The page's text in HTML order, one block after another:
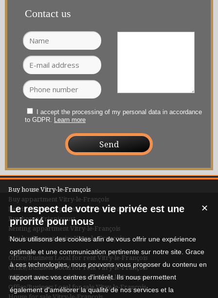
Contact us
I accept the processing of my personal data in accordance
to GDPR. Learn more
Buy house Vitry-le-François
Buy appartment Vitry-le-François
Renting business premise Vitry-le-François
Buy house Frignicourt
Renting appartment Vitry-le-François
Buy business premise Vitry-le-François
Office/Business Local for rent Vitry-le-François
Office/Business Local for rent Vitry-le-François
Office/Business Local for rent Vitry-le-François
Office/Business Local for sale Vitry-le-François
✕
Le respect de votre vie privée est une
priorité pour nous
Nous utilisons des cookies afin de vous offrir une expérience
optimale et une communication pertinente sur notre site. Grace
à ces technologies, nous pouvons vous proposer du contenu en
rapport avec vos centres d'intérêt. Ils nous permettent
également d'améliorer la qualité de nos services et la